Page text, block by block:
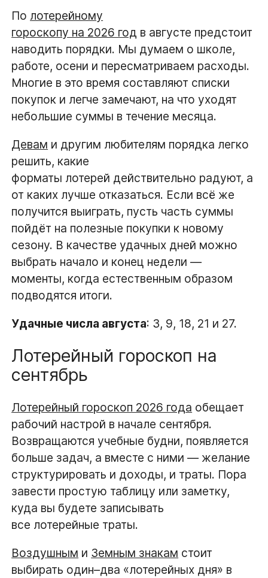
По лотерейному
гороскопу на 2026 год в августе предстоит
наводить порядки. Мы думаем о школе,
работе, осени и пересматриваем расходы.
Многие в это время составляют списки
покупок и легче замечают, на что уходят
небольшие суммы в течение месяца.
Девам и другим любителям порядка легко
решить, какие
форматы лотерей действительно радуют, а
от каких лучше отказаться. Если всё же
получится выиграть, пусть часть суммы
пойдёт на полезные покупки к новому
сезону. В качестве удачных дней можно
выбрать начало и конец недели —
моменты, когда естественным образом
подводятся итоги.
Удачные числа августа: 3, 9, 18, 21 и 27.
Лотерейный гороскоп на
сентябрь
Лотерейный гороскоп 2026 года обещает
рабочий настрой в начале сентября.
Возвращаются учебные будни, появляется
больше задач, а вместе с ними — желание
структурировать и доходы, и траты. Пора
завести простую таблицу или заметку,
куда вы будете записывать
все лотерейные траты.
Воздушным и Земным знакам стоит
выбирать один–два «лотерейных дня» в